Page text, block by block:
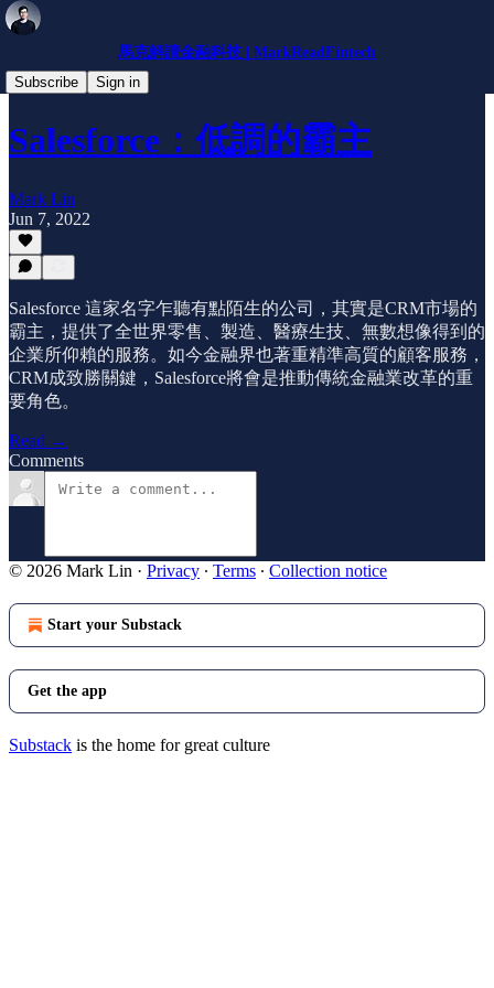
馬克解讀金融科技 | MarkReadFintech
Subscribe
Sign in
公司介紹
Salesforce：低調的霸主
Mark Lin
Jun 7, 2022
Salesforce 這家名字乍聽有點陌生的公司，其實是CRM市場的
霸主，提供了全世界零售、製造、醫療生技、無數想像得到的
企業所仰賴的服務。如今金融界也著重精準高質的顧客服務，
CRM成致勝關鍵，Salesforce將會是推動傳統金融業改革的重
要角色。
Read →
Comments
© 2026 Mark Lin · Privacy ∙ Terms ∙ Collection notice
Start your Substack
Get the app
Substack is the home for great culture